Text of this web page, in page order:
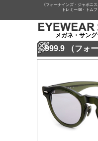
《フォーナインズ・ジャポニ
トレミー48・トム
メガネ・サン
999.9 （フォ